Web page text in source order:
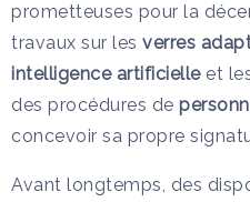
prometteuses pour la
travaux sur les verres
intelligence artificielleet
des procédures de
concevoir sa propre
Avant longtemps, des